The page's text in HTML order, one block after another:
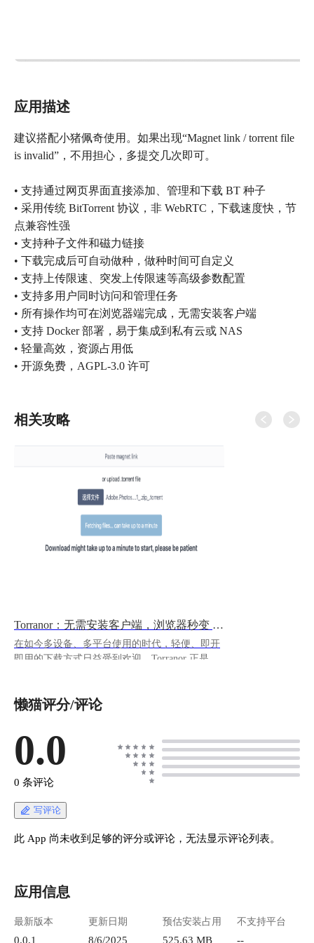
应用描述
建议搭配小猪佩奇使用。如果出现“Magnet link / torrent file
is invalid”，不用担心，多提交几次即可。
• 支持通过网页界面直接添加、管理和下载 BT 种子
• 采用传统 BitTorrent 协议，非 WebRTC，下载速度快，节
点兼容性强
• 支持种子文件和磁力链接
• 下载完成后可自动做种，做种时间可自定义
• 支持上传限速、突发上传限速等高级参数配置
• 支持多用户同时访问和管理任务
• 所有操作均可在浏览器端完成，无需安装客户端
• 支持 Docker 部署，易于集成到私有云或 NAS
• 轻量高效，资源占用低
• 开源免费，AGPL-3.0 许可
相关攻略
Torranor：无需安装客户端，浏览器秒变 BT 下载器
在如今多设备、多平台使用的时代，轻便、即开
即用的下载方式日益受到欢迎。Torranor 正是一
接或上传 .torrent 文件，即可在几秒钟之内启动
https://appstore.lazycat.cloud/#/shop/detail/cloud.laz
ycat.app.torranor ### **使用** 主页面如下所示，
操作也十分简单，上传磁力文件后，等待解析，
Graphic 8.png](https://lzc-playground-
1301583638.cos.ap-
chengdu.myqcloud.com/guidelines/710/700f0b7c-
chengdu.myqcloud.com/guidelines/710/82fa1998-
9.png") ### **优势** #### 1. **无需安装客户
端，轻松上手** Torranor 的最大亮点是直接在浏
懒猫评分/评论
0.0
0 条评论
写评论
此 App 尚未收到足够的评分或评论，无法显示评论列表。
应用信息
最新版本
0.0.1
更新日期
8/6/2025
预估安装占用
525.63 MB
不支持平台
--